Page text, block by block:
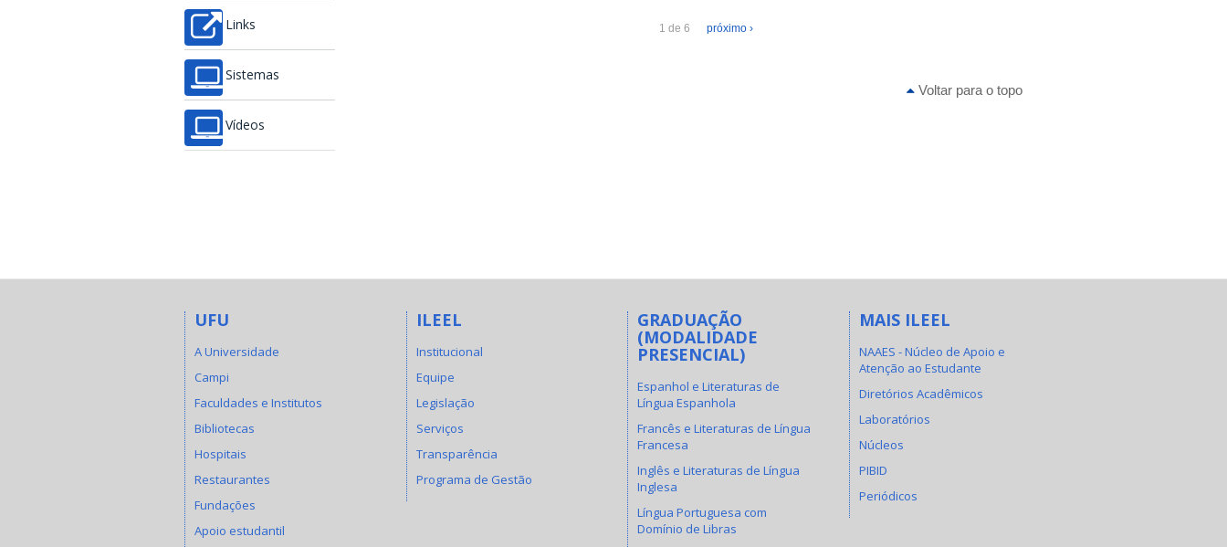
Links
Sistemas
Vídeos
1 de 6 próximo ›
Voltar para o topo
UFU
A Universidade
Campi
Faculdades e Institutos
Bibliotecas
Hospitais
Restaurantes
Fundações
Apoio estudantil
ILEEL
Institucional
Equipe
Legislação
Serviços
Transparência
Programa de Gestão
GRADUAÇÃO
(MODALIDADE
PRESENCIAL)
Espanhol e Literaturas de
Língua Espanhola
Francês e Literaturas de Língua
Francesa
Inglês e Literaturas de Língua
Inglesa
Língua Portuguesa com
Domínio de Libras
MAIS ILEEL
NAAES - Núcleo de Apoio e
Atenção ao Estudante
Diretórios Acadêmicos
Laboratórios
Núcleos
PIBID
Periódicos